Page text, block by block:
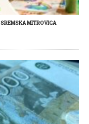
SREMSKA MITROVICA